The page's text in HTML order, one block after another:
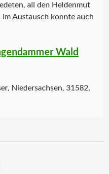
all den Heldenmut
Austausch konnte auch
Wald
, Niedersachsen,31582,